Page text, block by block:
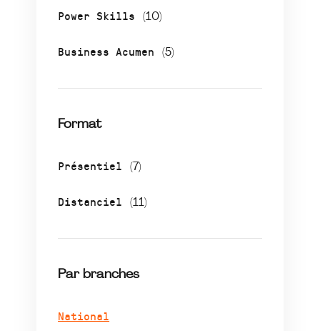
Power Skills (10)
Business Acumen (5)
Format
Présentiel (7)
Distanciel (11)
Par branches
National